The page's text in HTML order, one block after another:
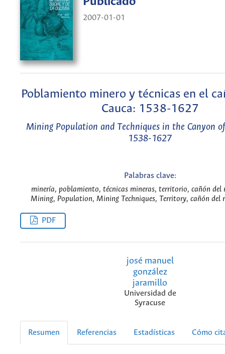
2007-01-01
Poblamiento minero y técnicas en el
Cauca: 1538-1627
Mining Population and Techniques in the Canyon
1538-1627
Palabras clave:
minería, poblamiento, técnicas mineras, territorio, cañón del
Mining, Population, Mining Techniques, Territory, cañón del
PDF
josé manuel
gonzález
jaramillo
Universidad de
Syracuse
Resumen Referencias Estadísticas Cómo